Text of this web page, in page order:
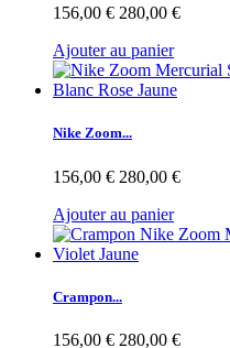
156,00 € 280,00 €
Ajouter au panier
Nike Zoom...
156,00 € 280,00 €
Ajouter au panier
Crampon...
156,00 € 280,00 €